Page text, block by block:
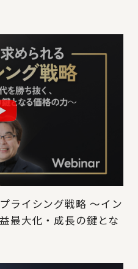
ライシング戦略 ～イン
最大化・成長の鍵とな